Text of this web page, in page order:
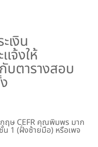
งิน
จ้งให้
ตารางสอบ
ษ CEFR คุณพิมพร มาก
1 (ฝั่งซ้ายมือ) หรือเพจ